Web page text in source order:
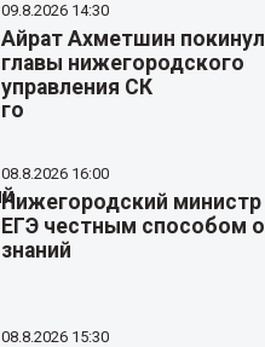
09.8.2026 14:30
Айрат Ахметшин
главы нижегородского
управления СК
08.8.2026 16:00
Нижегородский министр
ЕГЭ честным способом
знаний
08.8.2026 15:30